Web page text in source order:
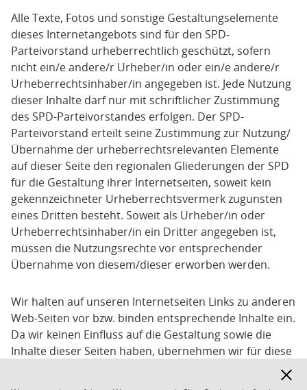
Alle Texte, Fotos und sonstige Gestaltungselemente
dieses Internetangebots sind für den SPD-
Parteivorstand urheberrechtlich geschützt, sofern
nicht ein/e andere/r Urheber/in oder ein/e andere/r
Urheberrechtsinhaber/in angegeben ist. Jede Nutzung
dieser Inhalte darf nur mit schriftlicher Zustimmung
des SPD-Parteivorstandes erfolgen. Der SPD-
Parteivorstand erteilt seine Zustimmung zur Nutzung/
Übernahme der urheberrechtsrelevanten Elemente
auf dieser Seite den regionalen Gliederungen der SPD
für die Gestaltung ihrer Internetseiten, soweit kein
gekennzeichneter Urheberrechtsvermerk zugunsten
eines Dritten besteht. Soweit als Urheber/in oder
Urheberrechtsinhaber/in ein Dritter angegeben ist,
müssen die Nutzungsrechte vor entsprechender
Übernahme von diesem/dieser erworben werden.
Wir halten auf unseren Internetseiten Links zu anderen
Web-Seiten vor bzw. binden entsprechende Inhalte ein.
Da wir keinen Einfluss auf die Gestaltung sowie die
Inhalte dieser Seiten haben, übernehmen wir für diese